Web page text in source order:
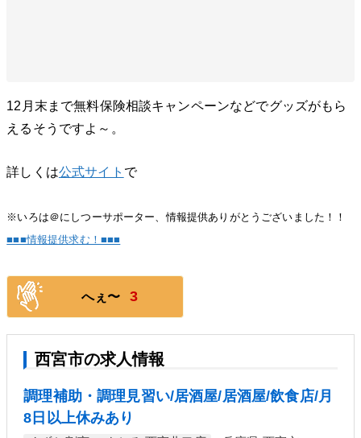
12月末まで無料保険相談キャンペーンなどでグッズがもら
えるそうですよ～。
詳しくは公式サイト で
※いろは＠にしつーサポーター、情報提供ありがとうございました！！
■■■情報提供求む！■■■
へぇ〜 3
西宮市の求人情報
調理補助・調理見習い/居酒屋/居酒屋/飲食店/月
8日以上休みあり